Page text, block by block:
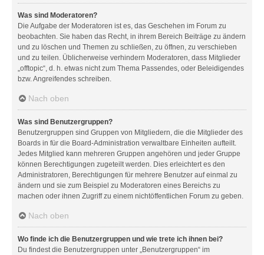
Was sind Moderatoren?
Die Aufgabe der Moderatoren ist es, das Geschehen im Forum zu
beobachten. Sie haben das Recht, in ihrem Bereich Beiträge zu ändern
und zu löschen und Themen zu schließen, zu öffnen, zu verschieben
und zu teilen. Üblicherweise verhindern Moderatoren, dass Mitglieder
„offtopic“, d. h. etwas nicht zum Thema Passendes, oder Beleidigendes
bzw. Angreifendes schreiben.
Nach oben
Was sind Benutzergruppen?
Benutzergruppen sind Gruppen von Mitgliedern, die die Mitglieder des
Boards in für die Board-Administration verwaltbare Einheiten aufteilt.
Jedes Mitglied kann mehreren Gruppen angehören und jeder Gruppe
können Berechtigungen zugeteilt werden. Dies erleichtert es den
Administratoren, Berechtigungen für mehrere Benutzer auf einmal zu
ändern und sie zum Beispiel zu Moderatoren eines Bereichs zu
machen oder ihnen Zugriff zu einem nichtöffentlichen Forum zu geben.
Nach oben
Wo finde ich die Benutzergruppen und wie trete ich ihnen bei?
Du findest die Benutzergruppen unter „Benutzergruppen“ im